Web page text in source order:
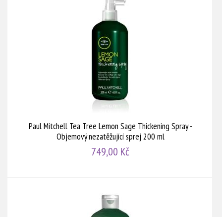
Paul Mitchell Tea Tree Lemon Sage Thickening Spray -
Objemový nezatěžující sprej 200 ml
749,00 Kč